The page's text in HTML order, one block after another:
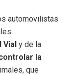
automovilistas
Vial y de la
la
que